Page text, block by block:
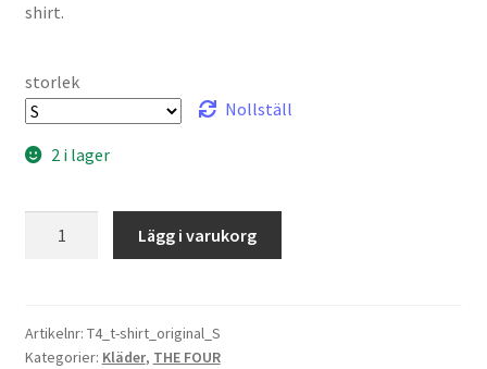
shirt.
storlek
Nollställ
2 i lager
Lägg i varukorg
Artikelnr: T4_t-shirt_original_S
Kategorier: Kläder, THE FOUR